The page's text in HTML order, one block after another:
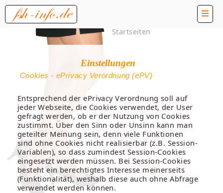
Startseiten
Einstellungen
Cookies - ePrivacy Verordnung (ePV)
Entsprechend der ePrivacy Verordnung soll auf
jeder Webseite, die Cookies verwendet, der User
gefragt werden, ob er der Nutzung von Cookies
zustimmt. Über den Sinn oder Unsinn kann man
geteilter Meinung sein, denn viele Funktionen
sind ohne Cookies nicht realisierbar (z.B. Session-
Variablen), so dass zumindest Session-Cookies
eingesetzt werden müssen. Bei Session-Cookies
besteht ein berechtigtes Interesse meinerseits
(Funktionalität), weshalb diese auch ohne Abfrage
verwendet werden können.